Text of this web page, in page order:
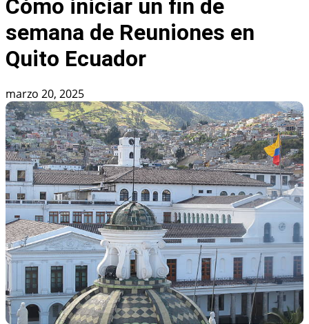
Cómo iniciar un fin de
semana de Reuniones en
Quito Ecuador
marzo 20, 2025